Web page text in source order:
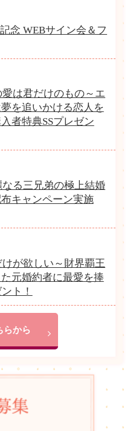
念 WEBサイン会＆フ
は君だけのもの～エ
を追いかける恋人を
者特典SSプレゼン
る三兄弟の極上結婚
キャンペーン実施
が欲しい～財界覇王
元婚約者に最愛を捧
ト！
らから